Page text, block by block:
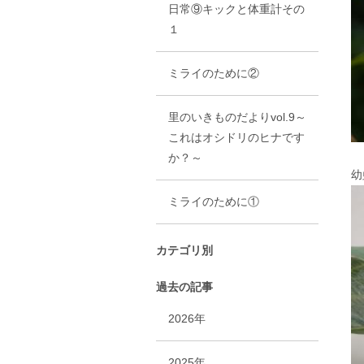
日常⑨キックと体重計その
１
ミライのために②
里のいきものだよりvol.9～
これはオシドリのヒナです
か？～
ミライのために①
カテゴリ別
過去の記事
2026年